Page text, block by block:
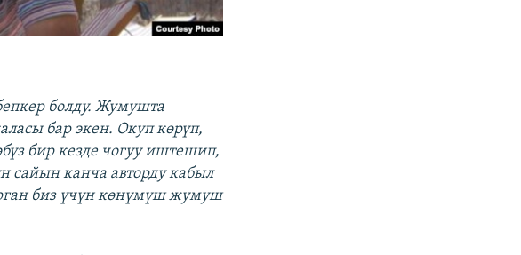
болду. Жумушта
бар экен. Окуп көрүп,
бир кезде чогуу иштешип,
сайын канча авторду кабыл
биз үчүн көнүмүш жумуш